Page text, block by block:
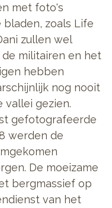
met foto's
zoals Life
zullen wel
militairen en het
hebben
nog nooit
vallei gezien.
gefotografeerde
werden de
De moeizame
bergmassief op
van het